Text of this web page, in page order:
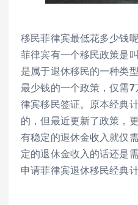
移民菲律宾最低花多少钱
菲律宾有一个移民政策是
是属于退休移民的一种类
最少钱的一个政策，仅需
律宾移民签证。原本经典
的，但最近更新了政策，
有稳定的退休金收入就仅
定的退休金收入的话还是
申请菲律宾退休移民经典